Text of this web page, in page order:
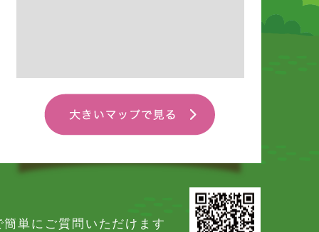
単にご質問いただけます